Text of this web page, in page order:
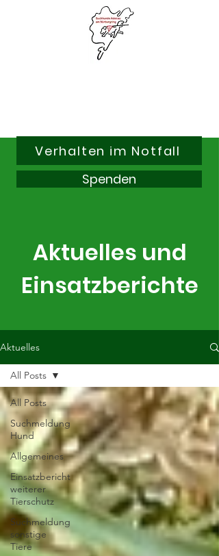
Verhalten im Notfall
Spenden
Aktuelles und
Einsatzberichte
Aktuelles
All Posts
Suchmeldung
Hund
Allgemeines
Einsatzbericht
weiterer
Tierschutz
Suchmeldung
sonstige
Tiere
All Posts